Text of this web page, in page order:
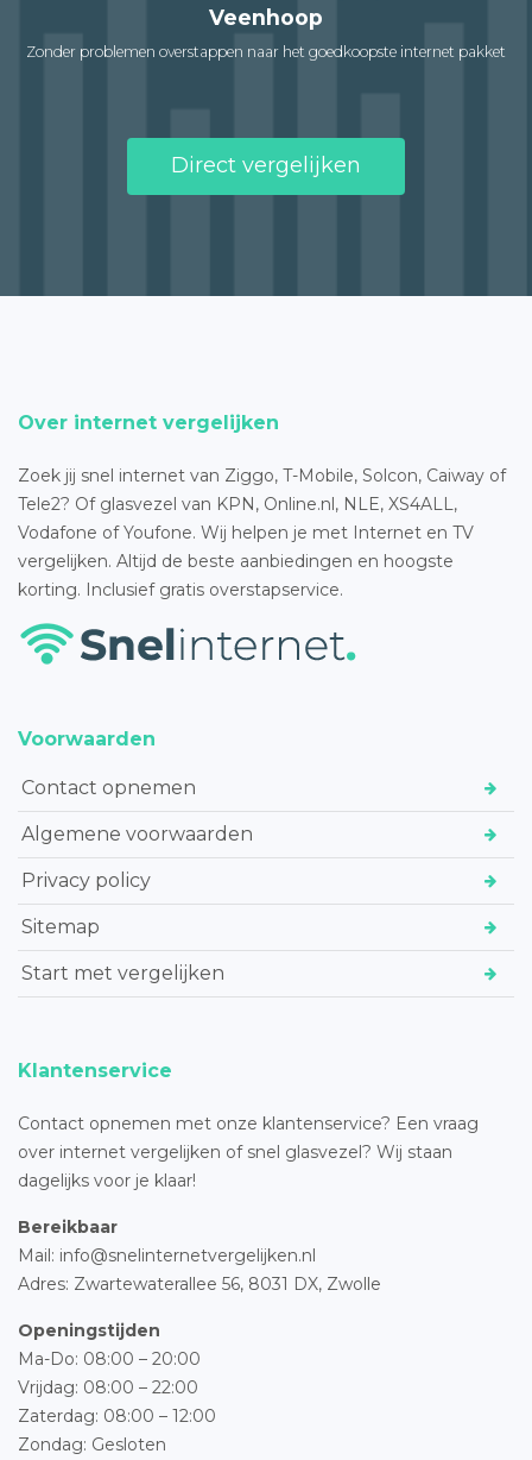
Veenhoop
Zonder problemen overstappen naar het goedkoopste internet pakket
Direct vergelijken
Over internet vergelijken
Zoek jij snel internet van Ziggo, T-Mobile, Solcon, Caiway of
Tele2? Of glasvezel van KPN, Online.nl, NLE, XS4ALL,
Vodafone of Youfone. Wij helpen je met Internet en TV
vergelijken. Altijd de beste aanbiedingen en hoogste
korting. Inclusief gratis overstapservice.
Voorwaarden
Contact opnemen
Algemene voorwaarden
Privacy policy
Sitemap
Start met vergelijken
Klantenservice
Contact opnemen met onze klantenservice? Een vraag
over internet vergelijken of snel glasvezel? Wij staan
dagelijks voor je klaar!
Bereikbaar
Mail: info@snelinternetvergelijken.nl
Adres: Zwartewaterallee 56, 8031 DX, Zwolle
Openingstijden
Ma-Do: 08:00 – 20:00
Vrijdag: 08:00 – 22:00
Zaterdag: 08:00 – 12:00
Zondag: Gesloten